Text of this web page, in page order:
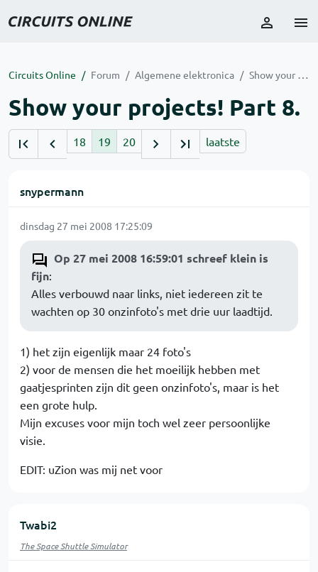
Circuits Online Forum Algemene elektronica Show your projects! Part 8.
Show your projects! Part 8.
18 19 20 laatste
snypermann
dinsdag 27 mei 2008 17:25:09
Op 27 mei 2008 16:59:01 schreef klein is
fijn:
Alles verbouwd naar links, niet iedereen zit te
wachten op 30 onzinfoto's met drie uur laadtijd.
1) het zijn eigenlijk maar 24 foto's
2) voor de mensen die het moeilijk hebben met
gaatjesprinten zijn dit geen onzinfoto's, maar is het
een grote hulp.
Mijn excuses voor mijn toch wel zeer persoonlijke
visie.
EDIT: uZion was mij net voor
Twabi2
The Space Shuttle Simulator